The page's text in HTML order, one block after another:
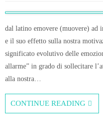
dal latino emovere (muovere) ad
e il suo effetto sulla nostra
significato evolutivo delle
allarme” in grado di sollecitare
alla nostra…
CONTINUE READING